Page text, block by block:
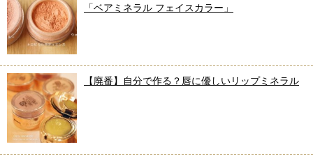
「ベアミネラル フェイスカラー」
【廃番】自分で作る？唇に優しいリップミネラル